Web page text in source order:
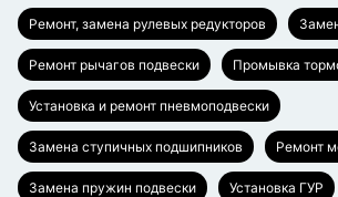
Ремонт, замена рулевых редукторов
Ремонт рычагов подвески Промывка
Установка и ремонт пневмоподвески
Замена ступичных подшипников Ремонт
Замена пружин подвески Установка ГУР